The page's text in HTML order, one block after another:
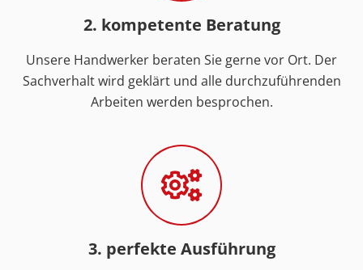
2. kompetente Beratung
Unsere Handwerker beraten Sie gerne vor Ort. Der
Sachverhalt wird geklärt und alle durchzuführenden
Arbeiten werden besprochen.
3. perfekte Ausführung